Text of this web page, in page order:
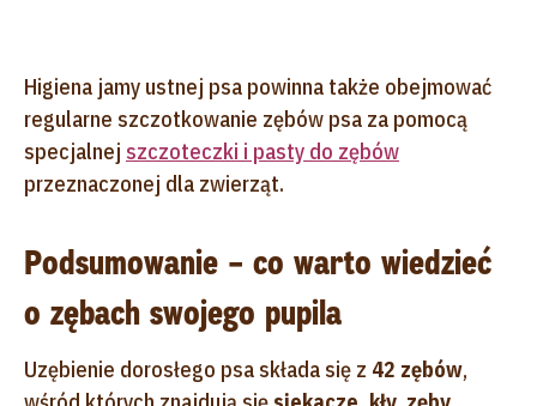
Higiena jamy ustnej psa powinna także obejmować
regularne szczotkowanie zębów psa za pomocą
specjalnej szczoteczki i pasty do zębów
przeznaczonej dla zwierząt.
Podsumowanie – co warto wiedzieć
o zębach swojego pupila
Uzębienie dorosłego psa składa się z 42 zębów,